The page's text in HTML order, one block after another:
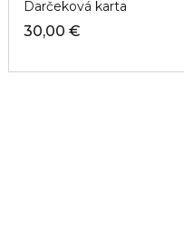
Darčeková karta
30,00 €